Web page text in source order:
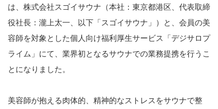
は、株式会社スゴイサウナ（本社：東京都港区、代表取締
役社長：瀧上太一、以下「スゴイサウナ」）と、会員の美
容師を対象とした個人向け福利厚生サービス「デジサロプ
ライム」にて、業界初となるサウナでの業務提携を行うこ
とになりました。
美容師が抱える肉体的、精神的なストレスをサウナで整